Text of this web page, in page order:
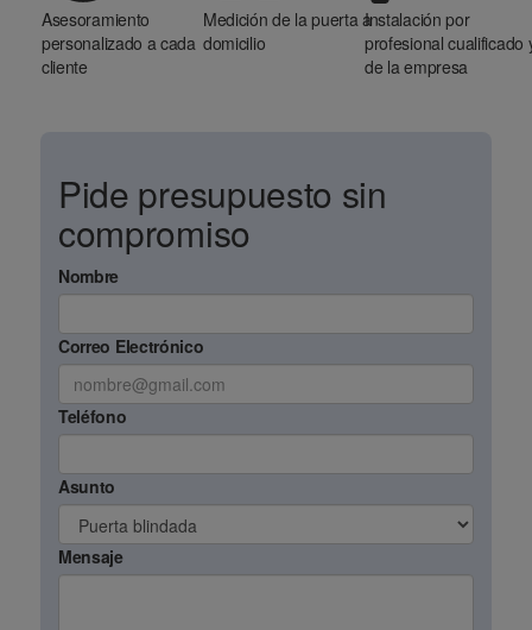
Asesoramiento
personalizado a cada
cliente
Medición de la puerta a
domicilio
Instalación por
profesional cualificado
de la empresa
Pide presupuesto sin
compromiso
Nombre
Correo Electrónico
Teléfono
Asunto
Mensaje